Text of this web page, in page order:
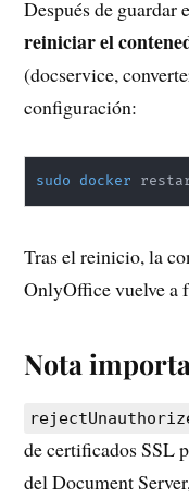
Después de guardar
reiniciar el
(docservice,
configuración:
sudo docker
Tras el reinicio, la
OnlyOffice vuelve a
Nota
de certificados SSL
del Document